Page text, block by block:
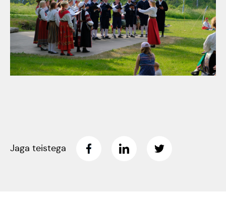
Tartumaa Tantsupidu
„Juure Juures”
Suudlev Tartu
18.05.2024
galakontsert
Vanemuise
Kulno
Kungla
Masing-
Jaga teistega